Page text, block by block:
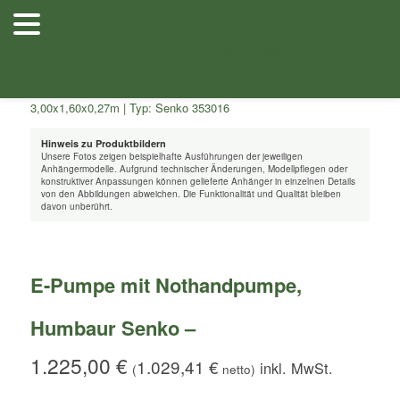
Zum
Inhalt
Shop
Hinweis zu Produktbildern
Unsere Fotos zeigen beispielhafte Ausführungen der jeweiligen
Anhängermodelle. Aufgrund technischer Änderungen, Modellpflegen oder
konstruktiver Anpassungen können gelieferte Anhänger in einzelnen Details
von den Abbildungen abweichen. Die Funktionalität und Qualität bleiben
davon unberührt.
E-Pumpe mit Nothandpumpe,
Humbaur Senko –
1.225,00€ (1.029,41€ netto)